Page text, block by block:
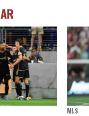
MLS